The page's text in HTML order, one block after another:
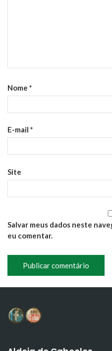
Nome *
E-mail *
Site
Salvar meus dados neste
eu comentar.